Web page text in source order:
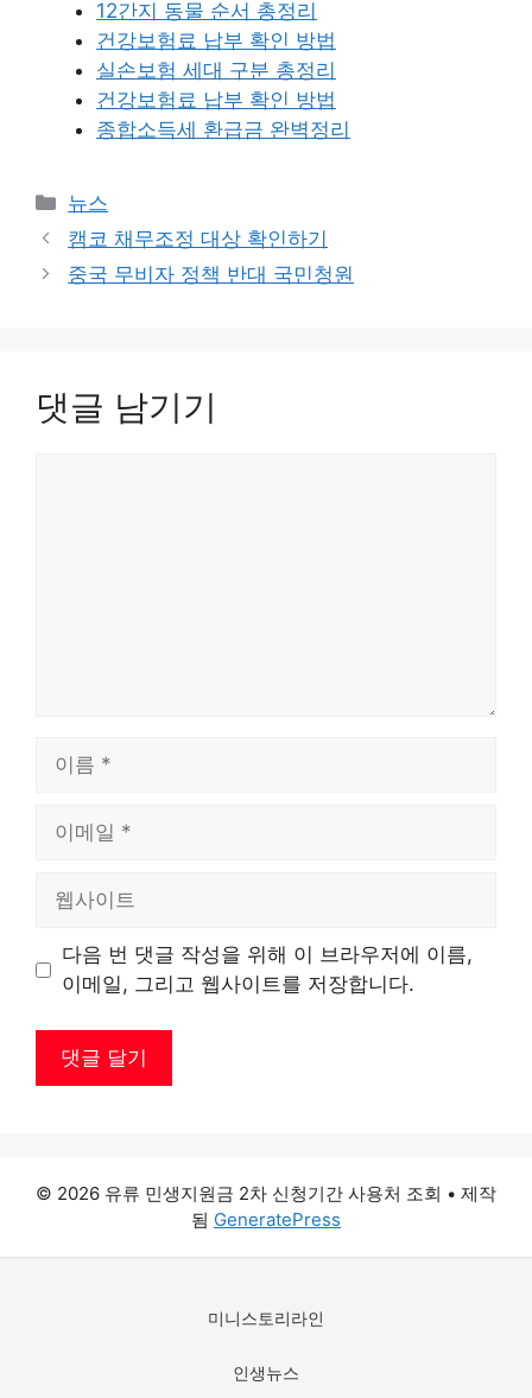
12간지 동물 순서 총정리
건강보험료 납부 확인 방법
실손보험 세대 구분 총정리
건강보험료 납부 확인 방법
종합소득세 환급금 완벽정리
카
테
리
뉴스
캠코 채무조정 대상 확인하기
중국 무비자 정책 반대 국민청원
댓글 남기기
트
다음 번 댓글 작성을 위해 이 브라우저에 이름,
이메일, 그리고 웹사이트를 저장합니다.
© 2026 유류 민생지원금 2차 신청기간 사용처 조회 • 제작
됨 GeneratePress
미니스토리라인
인생뉴스